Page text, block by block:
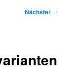
Nächster →